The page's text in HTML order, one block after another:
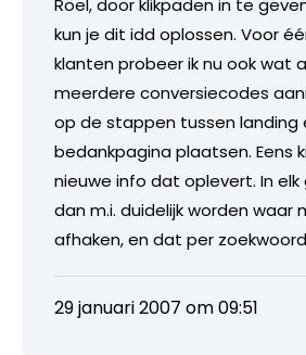
kun je dit idd oplossen. Voor
klanten probeer ik nu ook wat
meerdere conversiecodes
op de stappen tussen landing
bedankpagina plaatsen. Eens
nieuwe info dat oplevert. In
dan m.i. duidelijk worden waar
afhaken, en dat per
29 januari 2007 om 09:51